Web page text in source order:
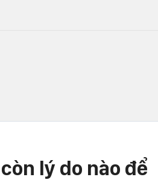
lý do nào để